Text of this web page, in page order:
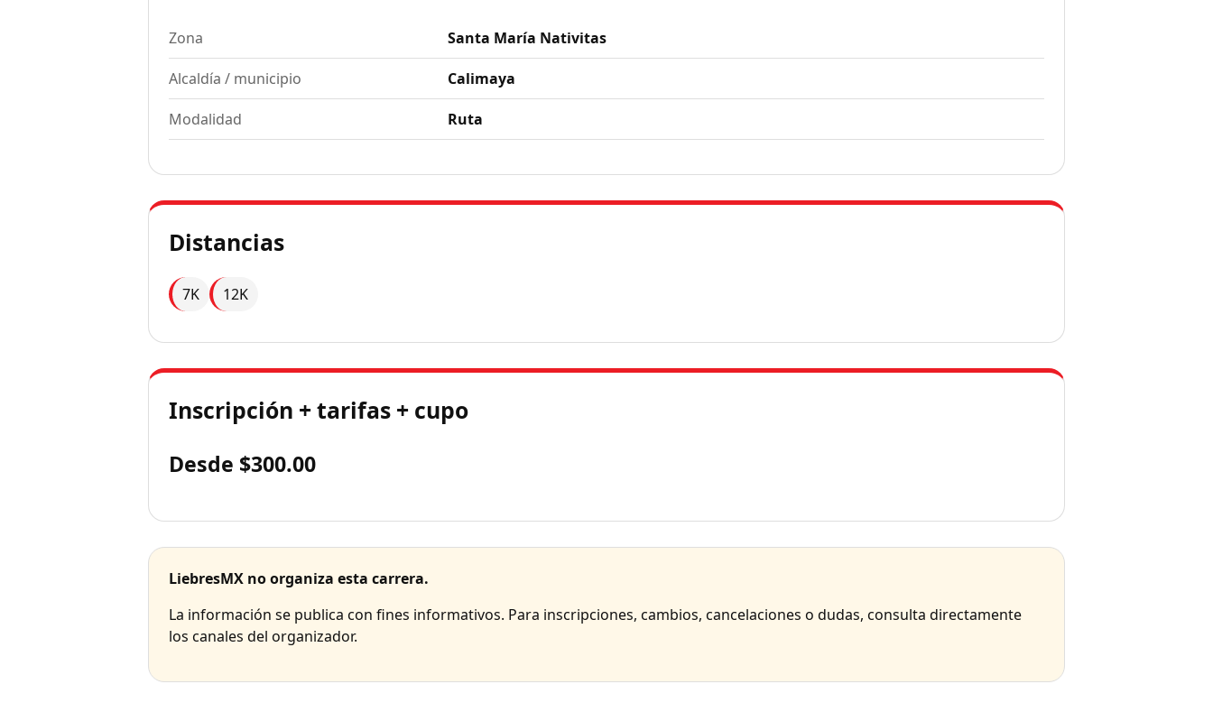
Zona Santa María Nativitas
Alcaldía / municipio Calimaya
Modalidad Ruta
Distancias
7K 12K
Inscripción + tarifas + cupo
Desde $300.00
LiebresMX no organiza esta carrera.
La información se publica con fines informativos. Para inscripciones, cambios, cancelaciones o dudas, consulta directamente
los canales del organizador.